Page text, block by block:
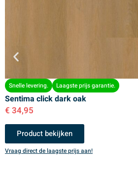
Snelle levering. Laagste prijs garantie.
Sentima click dark oak
€ 34,95
Product bekijken
Vraag direct de laagste prijs aan!